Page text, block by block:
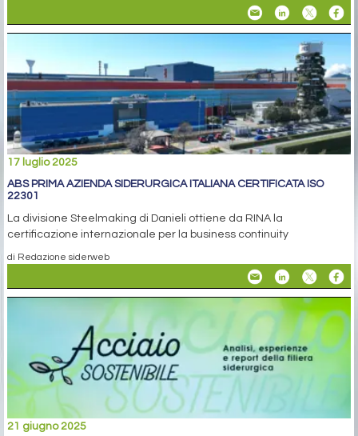
17 luglio 2025
ABS PRIMA AZIENDA SIDERURGICA ITALIANA CERTIFICATA ISO
22301
La divisione Steelmaking di Danieli ottiene da RINA la
certificazione internazionale per la business continuity
di Redazione siderweb
21 giugno 2025